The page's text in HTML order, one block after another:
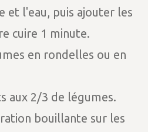
et l'eau, puis ajouter les
cuire 1 minute.
en rondelles ou en
aux 2/3 de légumes.
bouillante sur les